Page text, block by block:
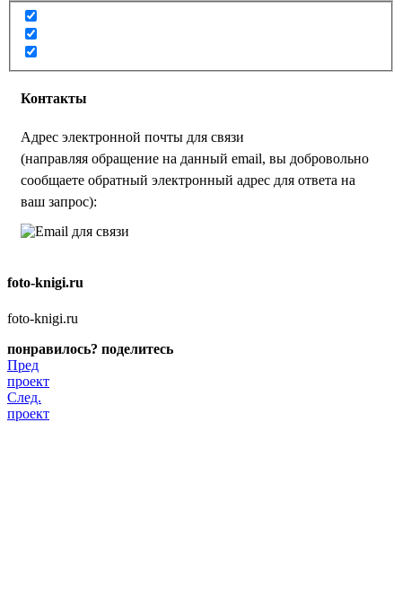
Контакты
Адрес электронной почты для связи
(направляя обращение на данный email, вы добровольно
сообщаете обратный электронный адрес для ответа на
ваш запрос):
foto-knigi.ru
foto-knigi.ru
понравилось? поделитесь
Пред
проект
След.
проект